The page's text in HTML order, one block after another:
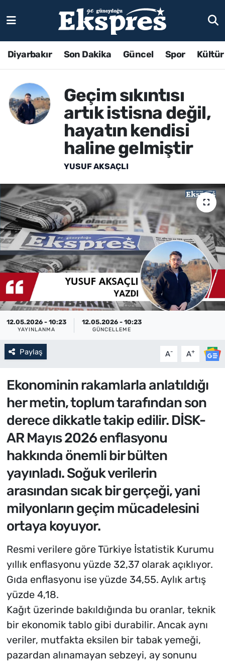
Diyarbakır Son Dakika Güncel Spor
Geçim sıkıntısı
artık istisna değil,
hayatın kendisi
haline gelmiştir
YUSUF AKSAÇLI
12.05.2026 - 10:23
YAYINLANMA
12.05.2026 - 10:23
GÜNCELLEME
Paylaş A- A+
Ekonominin rakamlarla anlatıldığı
her metin, toplum tarafından son
derece dikkatle takip edilir. DİSK-
AR Mayıs 2026 enflasyonu
hakkında önemli bir bülten
yayınladı. Soğuk verilerin
arasından sıcak bir gerçeği, yani
milyonların geçim mücadelesini
ortaya koyuyor.
Resmi verilere göre Türkiye İstatistik Kurumu
yıllık enflasyonu yüzde 32,37 olarak açıklıyor.
Gıda enflasyonu ise yüzde 34,55. Aylık artış
yüzde 4,18.
Kağıt üzerinde bakıldığında bu oranlar, teknik
bir ekonomik tablo gibi durabilir. Ancak aynı
veriler, mutfakta eksilen bir tabak yemeği,
pazardan alınamayan sebzeyi, ay sonunu